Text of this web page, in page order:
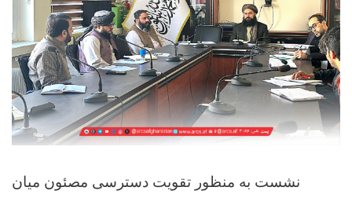
نشست به منظور تقویت دسترسی مصئون میان